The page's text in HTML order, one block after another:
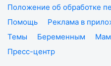
Положение об обработке
Помощь
Реклама в
Темы
Беременным
Пресс-центр